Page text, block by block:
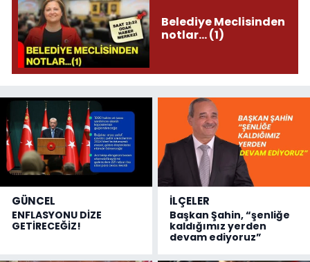
Belediye Meclisinden
notlar... (1)
GÜNCEL
ENFLASYONU DİZE
GETİRECEĞİZ!
İLÇELER
Başkan Şahin, “şenliğe
kaldığımız yerden
devam ediyoruz”